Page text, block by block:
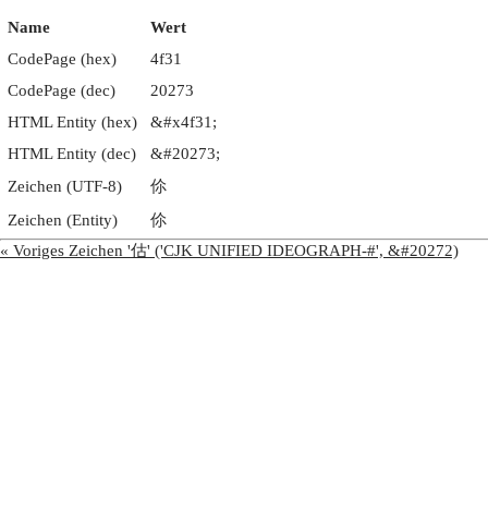
Name
Wert
CodePage (hex)
4f31
CodePage (dec)
20273
HTML Entity (hex)
&#x4f31;
HTML Entity (dec)
&#20273;
Zeichen (UTF-8)
伱
Zeichen (Entity)
伱
« Voriges Zeichen '估' ('CJK UNIFIED IDEOGRAPH-#', &#20272)